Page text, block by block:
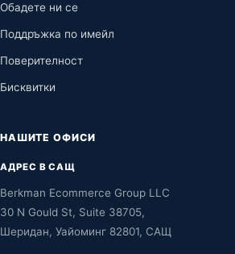
Обадете ни се
Поддръжка по имейл
Поверителност
Бисквитки
НАШИТЕ ОФИСИ
АДРЕС В САЩ
Berkman Ecommerce Group LLC
30 N Gould St, Suite 38705,
Шеридан, Уайоминг 82801, САЩ